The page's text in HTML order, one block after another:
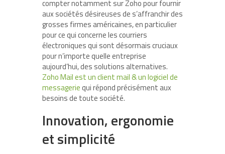
compter notamment sur Zoho pour fournir
aux sociétés désireuses de s’affranchir des
grosses firmes américaines, en particulier
pour ce qui concerne les courriers
électroniques qui sont désormais cruciaux
pour n’importe quelle entreprise
aujourd’hui, des solutions alternatives.
Zoho Mail est un client mail & un logiciel de
messageriequi répond précisément aux
besoins de toute société.
Innovation, ergonomie
et simplicité